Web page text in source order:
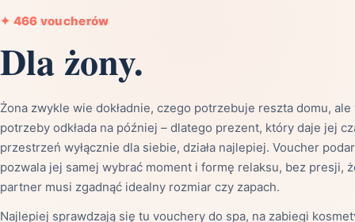
Dla
Zobacz
✦ 466 voucherów
Dla żony.
Żona zwykle wie dokładnie, czego potrzebuje reszta domu, ale
potrzeby odkłada na później – dlatego prezent, który daje jej
przestrzeń wyłącznie dla siebie, działa najlepiej. Voucher
pozwala jej samej wybrać moment i formę relaksu, bez presji,
partner musi zgadnąć idealny rozmiar czy zapach.
Najlepiej sprawdzają się tu vouchery do spa, na zabiegi